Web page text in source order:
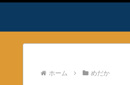
ホーム めだか